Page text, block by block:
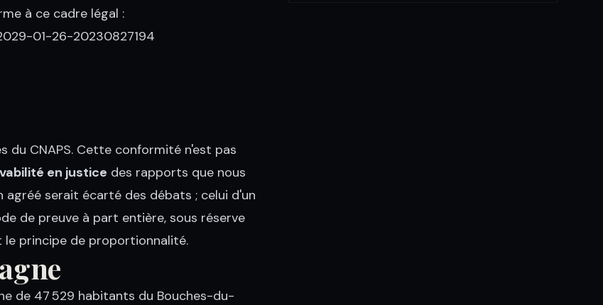
à ce cadre légal :
01-26-20230827194
CNAPS. Cette conformité n'est pas
en justice des rapports que nous
serait écarté des débats ; celui d'un
de preuve à part entière, sous réserve
principe de proportionnalité.
de 47 529 habitants du Bouches-du-